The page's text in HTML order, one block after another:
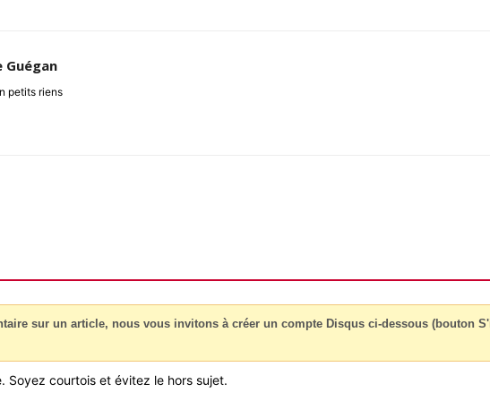
Guégan
petits riens
sur un article, nous vous invitons à créer un compte Disqus ci-dessous (bouton
Soyez courtois et évitez le hors sujet.